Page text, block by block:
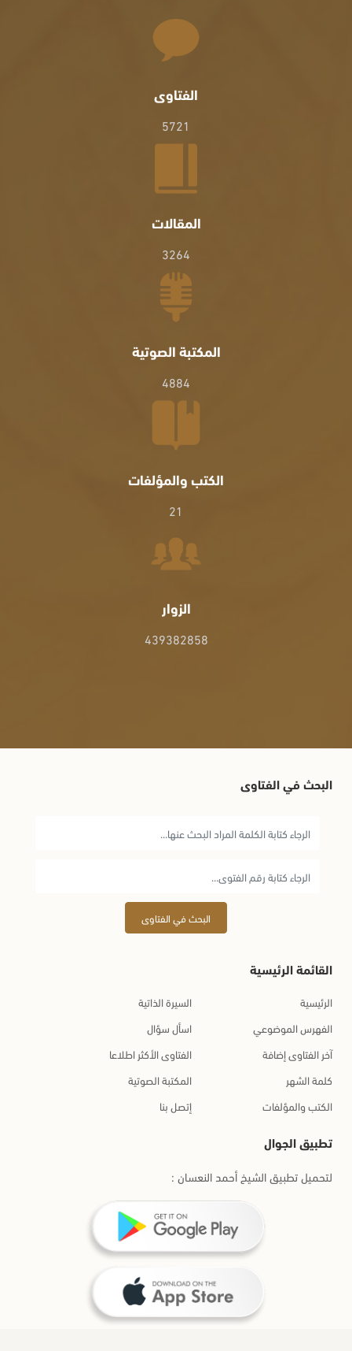
الفتاوى
5721
المقالات
3264
المكتبة الصوتية
4884
الكتب والمؤلفات
21
الزوار
439382858
البحث في الفتاوى
البحث في الفتاوى
القائمة الرئيسية
الرئيسية
السيرة الذاتية
الفهرس الموضوعي
اسأل سؤال
آخر الفتاوى إضافة
الفتاوى الأكثر اطلاعا
كلمة الشهر
المكتبة الصوتية
الكتب والمؤلفات
إتصل بنا
تطبيق الجوال
لتحميل تطبيق الشيخ أحمد النعسان :